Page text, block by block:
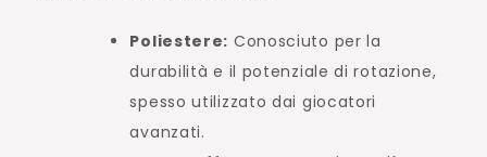
Poliestere: Conosciuto per la
durabilità e il potenziale di rotazione,
spesso utilizzato dai giocatori
avanzati.